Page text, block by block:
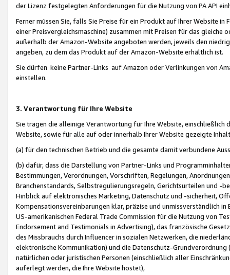
der Lizenz festgelegten Anforderungen für die Nutzung von PA API
Ferner müssen Sie, falls Sie Preise für ein Produkt auf Ihrer Website
einer Preisvergleichsmaschine) zusammen mit Preisen für das
außerhalb der Amazon-Website angeboten werden, jeweils den
angeben, zu dem das Produkt auf der Amazon-Website erhältlich ist.
Sie dürfen keine Partner-Links auf Amazon oder Verlinkungen von
einstellen.
3. Verantwortung für Ihre Website
Sie tragen die alleinige Verantwortung für Ihre Website,
Website, sowie für alle auf oder innerhalb Ihrer Website gezeigte
(a) für den technischen Betrieb und die gesamte damit verbundene
(b) dafür, dass die Darstellung von Partner-Links und
Bestimmungen, Verordnungen, Vorschriften, Regelungen,
Branchenstandards, Selbstregulierungsregeln, Gerichtsurteilen und -
Hinblick auf elektronisches Marketing, Datenschutz und -sicherheit,
Kompensationsvereinbarungen klar, präzise und unmissverständlich
US-amerikanischen Federal Trade Commission für die Nutzung von
Endorsement and Testimonials in Advertising), das französische
des Missbrauchs durch Influencer in sozialen Netzwerken, die
elektronische Kommunikation) und die Datenschutz-
natürlichen oder juristischen Personen (einschließlich aller
auferlegt werden, die Ihre Website hostet),